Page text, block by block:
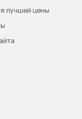
лучшей цены